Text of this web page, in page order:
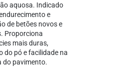
aquosa. Indicado
e
de betões novos e
Proporciona
mais duras,
do pó e facilidade na
do pavimento.